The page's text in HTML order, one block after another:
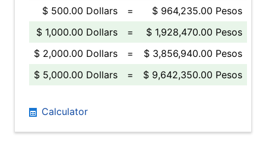
$ 500.00 Dollars
=
$ 964,235.00 Pesos
$ 1,000.00 Dollars
=
$ 1,928,470.00 Pesos
$ 2,000.00 Dollars
=
$ 3,856,940.00 Pesos
$ 5,000.00 Dollars
= $ 9,642,350.00 Pesos
Calculator